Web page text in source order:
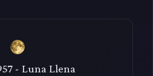
- Luna Llena